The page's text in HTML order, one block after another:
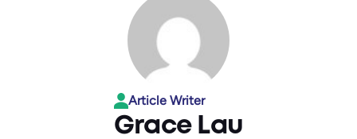
Article Writer
Grace Lau